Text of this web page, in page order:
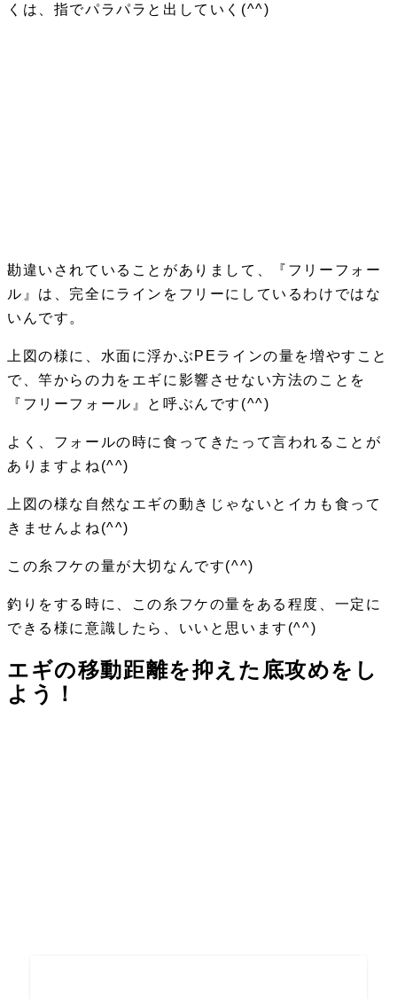
くは、指でパラパラと出していく (^^)
勘違いされていることがありまして、
『フリーフォー
ル』は、完全にラインをフリーにしているわけではな
いんです。
上図の様に、 水面に浮かぶPEラインの量を増やすこと
で、竿からの力をエギに影響させない方法のことを
『フリーフォール』と呼ぶ んです(^^)
よく、フォールの時に食ってきたって言われることが
ありますよね(^^)
上図の様な自然なエギの動きじゃないとイカも食って
きませんよね(^^)
この糸フケの量が大切なんです(^^)
釣りをする時に、この糸フケの量をある程度、一定に
できる様に意識したら、いいと思います(^^)
エギの移動距離を抑えた底攻めをし
よう！